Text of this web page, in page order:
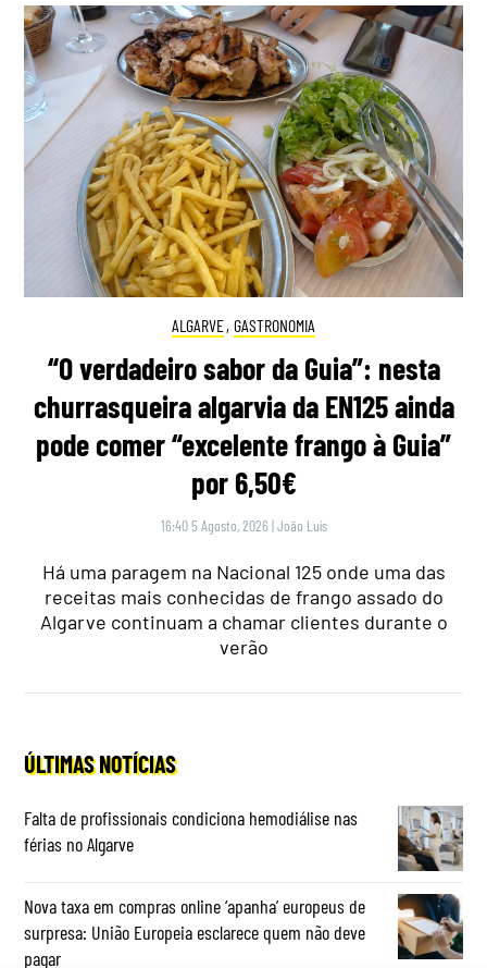
ALGARVE, GASTRONOMIA
“O verdadeiro sabor da Guia”: nesta
churrasqueira algarvia da EN125 ainda
pode comer “excelente frango à Guia”
por 6,50€
16:40 5 Agosto, 2026 |João Luís
Há uma paragem na Nacional 125 onde uma das
receitas mais conhecidas de frango assado do
Algarve continuam a chamar clientes durante o
verão
ÚLTIMAS NOTÍCIAS
Falta de profissionais condiciona hemodiálise nas
férias no Algarve
Nova taxa em compras online ‘apanha’ europeus de
surpresa: União Europeia esclarece quem não deve
pagar